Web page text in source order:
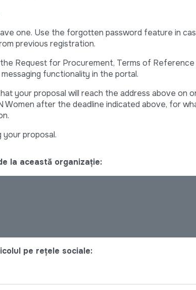
one. Use the forgotten password feature in
previous registration.
Request for Procurement, Terms of
functionality in the portal.
your proposal will reach the address above on
Women after the deadline indicated above, for
proposal.
la această organizație:
pe rețele sociale: